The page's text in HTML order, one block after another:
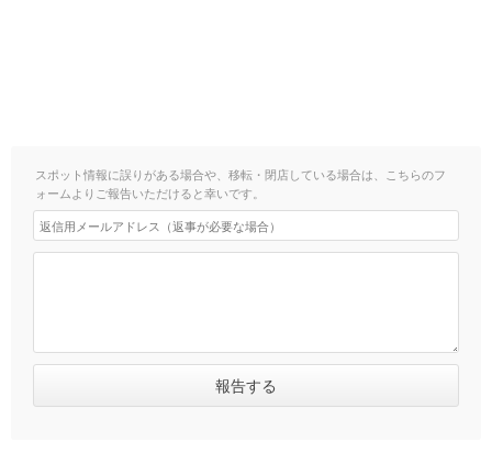
スポット情報に誤りがある場合や、移転・閉店している場合は、こちらのフ
ォームよりご報告いただけると幸いです。